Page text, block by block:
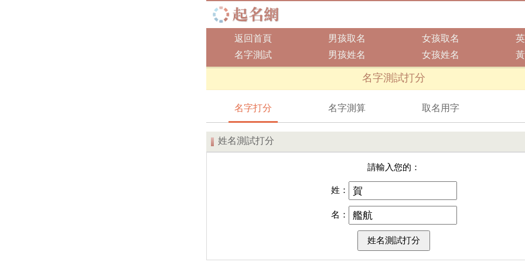
返回首頁 男孩取名 女孩取名
名字測試
男孩姓名 女孩姓名
名字測試打分
名字打分 名字測算 取名用字
姓名測試打分
請輸入您的：
姓：
名：